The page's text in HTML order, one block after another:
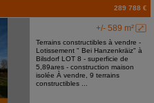
289 788 €
+/- 589 m²
Terrains constructibles à vendre -
Lotissement " Bei Hanzenkräiz" à
Bilsdorf LOT 8 - superficie de
5,89ares - construction maison
isolée À vendre, 9 terrains
constructibles ...